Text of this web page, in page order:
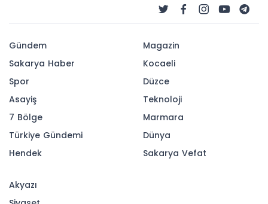
Gündem
Sakarya Haber
Spor
Asayiş
7 Bölge
Türkiye Gündemi
Hendek
Magazin
Kocaeli
Düzce
Teknoloji
Marmara
Dünya
Sakarya Vefat
Akyazı